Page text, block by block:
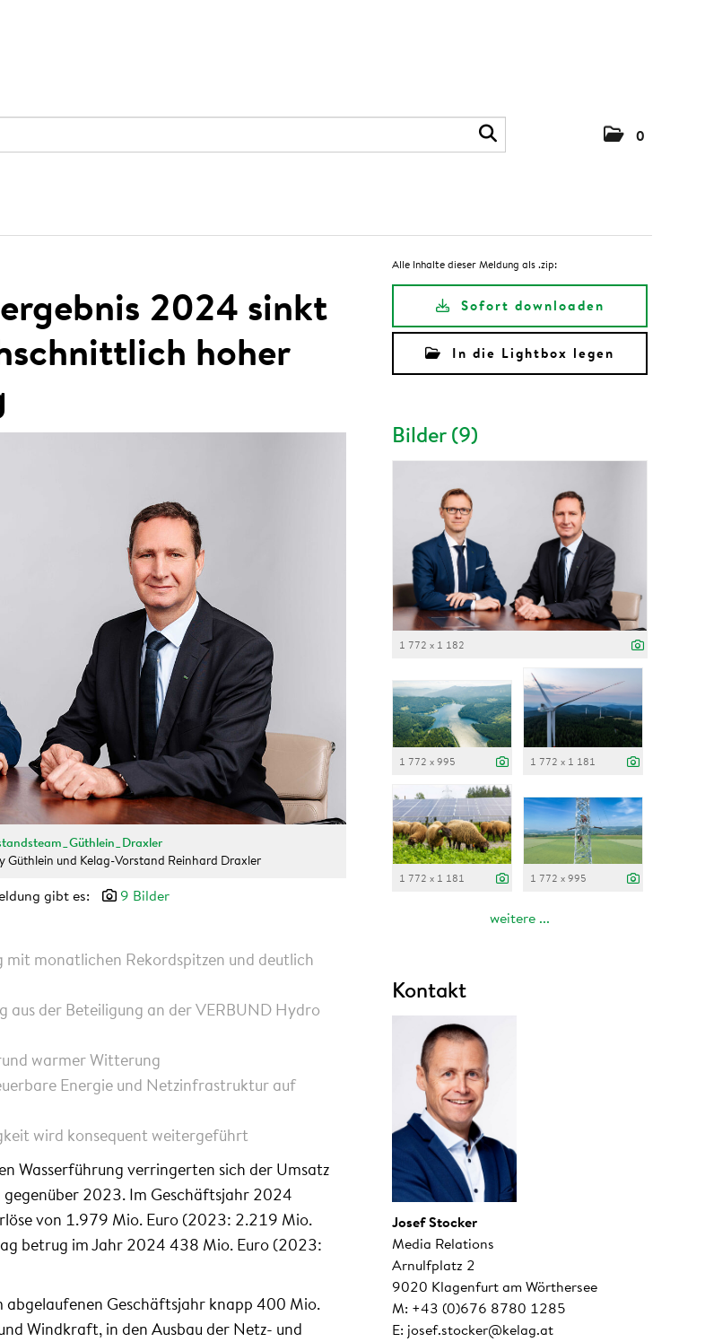
0
2024 sinkt
hoher
Güthlein und Kelag-Vorstand Reinhard Draxler
gibt es: 9 Bilder
mit monatlichen Rekordspitzen und deutlich
aus der Beteiligung an der VERBUND Hydro
warmer Witterung
Energie und Netzinfrastruktur auf
wird konsequent weitergeführt
Wasserführung verringerten sich der Umsatz
gegenüber 2023. Im Geschäftsjahr 2024
von 1.979 Mio. Euro (2023: 2.219 Mio.
betrug im Jahr 2024 438 Mio. Euro (2023:
abgelaufenen Geschäftsjahr knapp 400 Mio.
Windkraft, in den Ausbau der Netz- und
Alle Inhalte dieser Meldung als .zip:
Sofort downloaden
In die Lightbox legen
Bilder (9)
1 772 x 1 182
1 772 x 995 1 772 x 1 181
1 772 x 1 181 1 772 x 995
weitere ...
Kontakt
Josef Stocker
Media Relations
Arnulfplatz 2
9020 Klagenfurt am Wörthersee
M: +43 (0)676 8780 1285
E: josef.stocker@kelag.at